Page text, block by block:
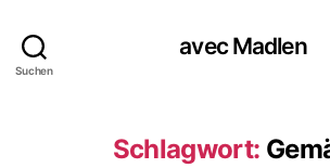
Suchen
avec Madlen
Schlagwort: